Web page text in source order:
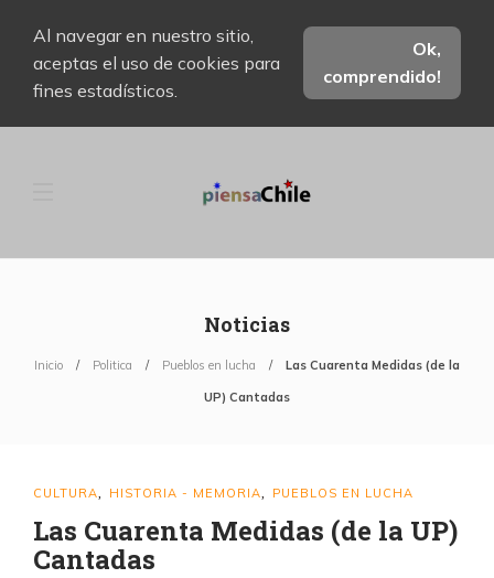
Al navegar en nuestro sitio,
aceptas el uso de cookies para
fines estadísticos.
Ok,
comprendido!
Noticias
Inicio Politica Pueblos en lucha Las Cuarenta Medidas (de la
UP) Cantadas
CULTURA HISTORIA - MEMORIA PUEBLOS EN LUCHA
Las Cuarenta Medidas (de la UP)
Cantadas